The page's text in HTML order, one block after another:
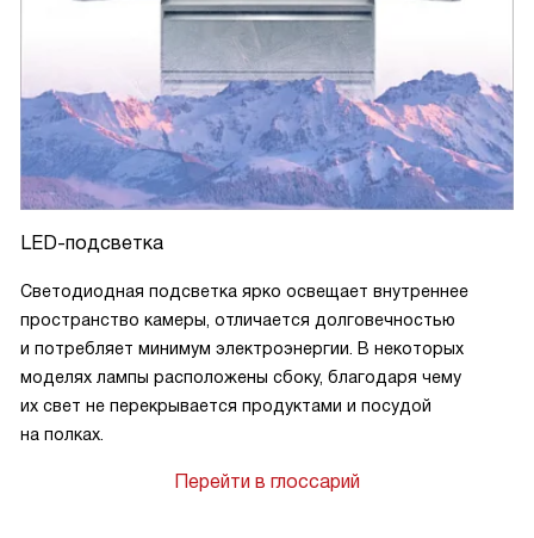
LED-подсветка
Светодиодная подсветка ярко освещает внутреннее
пространство камеры, отличается долговечностью
и потребляет минимум электроэнергии. В некоторых
моделях лампы расположены сбоку, благодаря чему
их свет не перекрывается продуктами и посудой
на полках.
Перейти в глоссарий